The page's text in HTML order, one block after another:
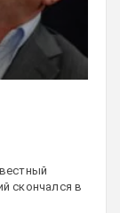
скончался в